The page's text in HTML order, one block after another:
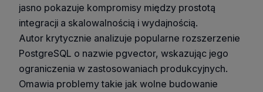
jasno pokazuje kompromisy między prostotą
integracji a skalowalnością i wydajnością.
Autor krytycznie analizuje popularne rozszerzenie
PostgreSQL o nazwie pgvector, wskazując jego
ograniczenia w zastosowaniach produkcyjnych.
Omawia problemy takie jak wolne budowanie